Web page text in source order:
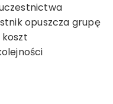
opuszcza grupę
koszt